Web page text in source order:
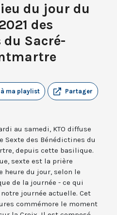
du jour du
des
Sacré-
Partager
ma playlist
au samedi, KTO diffuse
Sexte des Bénédictines du
depuis cette basilique.
sexte est la prière
heure du jour, selon le
de la journée - ce qui
journée actuelle. Cet
commémore le moment